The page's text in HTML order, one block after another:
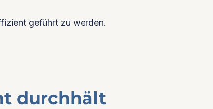
geführt zu werden.
durchhält